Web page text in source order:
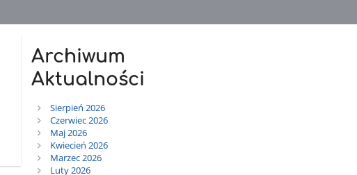
Archiwum
Aktualności
Sierpień 2026
Czerwiec 2026
Maj 2026
Kwiecień 2026
Marzec 2026
Luty 2026